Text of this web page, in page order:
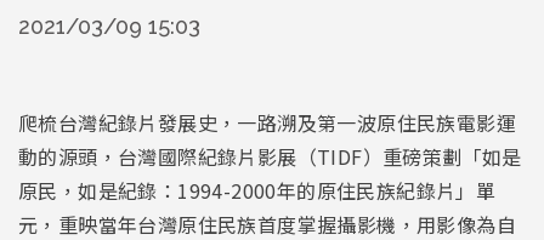
2021/03/09 15:03
爬梳台灣紀錄片發展史，一路溯及第一波原住民族電影運
動的源頭，台灣國際紀錄片影展（TIDF）重磅策劃「如是
原民，如是紀錄：1994-2000年的原住民族紀錄片」單
元，重映當年台灣原住民族首度掌握攝影機，用影像為自